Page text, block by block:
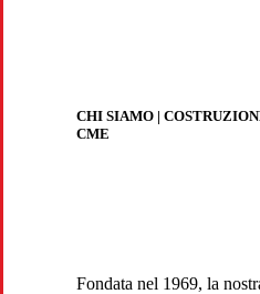
CHI SIAMO |
CME
Fondata nel 1969, la